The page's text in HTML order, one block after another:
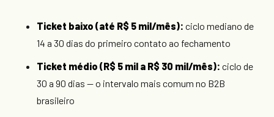
Ticket baixo (até R$ 5 mil/mês): ciclo mediano de
14 a 30 dias do primeiro contato ao fechamento
Ticket médio (R$ 5 mil a R$ 30 mil/mês): ciclo de
30 a 90 dias — o intervalo mais comum no B2B
brasileiro